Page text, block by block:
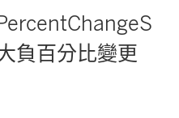
負百分比變更